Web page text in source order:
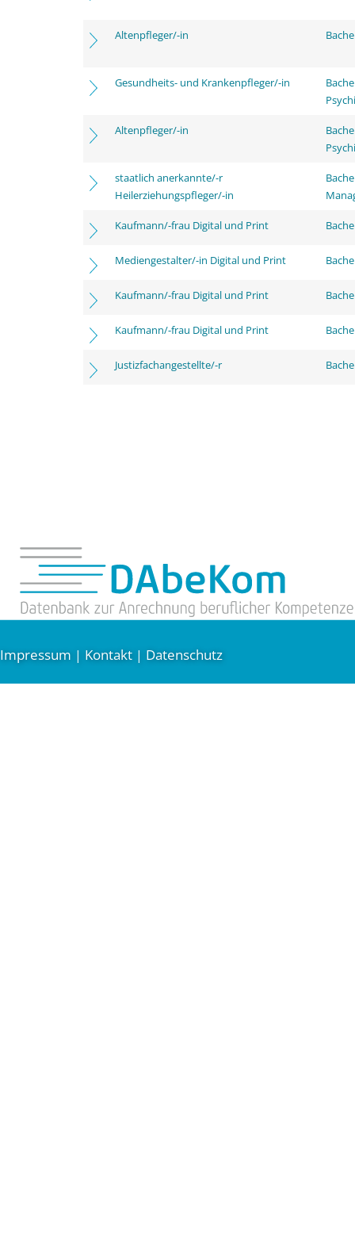
Altenpfleger/-in
Gesundheits- und Krankenpfleger/-in
Altenpfleger/-in
staatlich anerkannte/-r
Heilerziehungspfleger/-in
Kaufmann/-frau Digital und Print
Mediengestalter/-in Digital und Print
Kaufmann/-frau Digital und Print
Kaufmann/-frau Digital und Print
Justizfachangestellte/-r
Impressum | Kontakt | Datenschutz